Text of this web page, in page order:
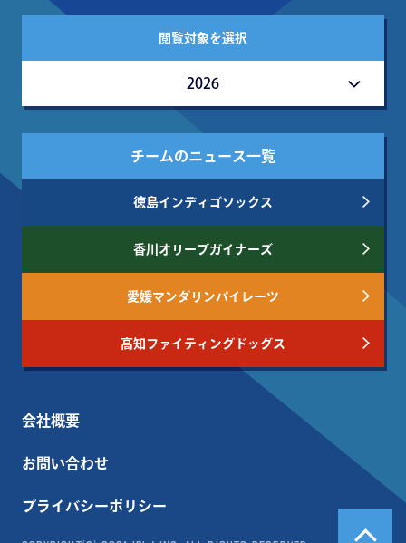
閲覧対象を選択
2026
チームのニュース一覧
徳島インディゴソックス
香川オリーブガイナーズ
愛媛マンダリンパイレーツ
高知ファイティングドッグス
会社概要
お問い合わせ
プライバシーポリシー